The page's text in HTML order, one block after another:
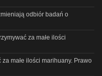
odbiór badań o
za małe ilości
małe ilości marihuany. Prawo